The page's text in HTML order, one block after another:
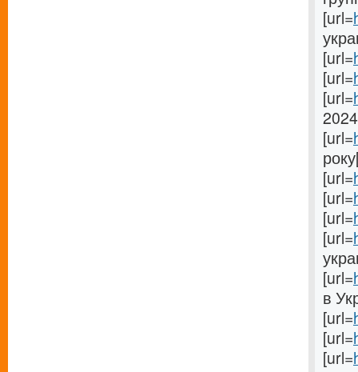
[url=
[url=
[url=
[url=
[url=
[url=
[url=
[url=
[url=
[url=
в
[url=
[url=
[url=